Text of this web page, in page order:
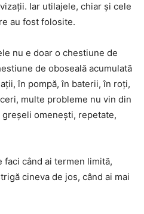
Iar utilajele, chiar și cele
au fost folosite.
nu e doar o chestiune de
de oboseală acumulată
în pompă, în baterii, în roți,
multe probleme nu vin din
omenești, repetate,
faci când ai termen limită,
cineva de jos, când ai mai